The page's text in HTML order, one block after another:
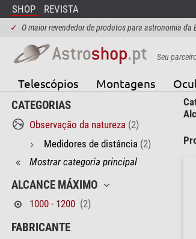
SHOP REVISTA
✓ O maior revendedor de produtos para astronomia da
Seu
Telescópios Montagens
CATEGORIAS
Observação da natureza (2)
Medidores de distância (2)
Mostrar categoria principal
ALCANCE MÁXIMO
1000 - 1200 (2)
FABRICANTE